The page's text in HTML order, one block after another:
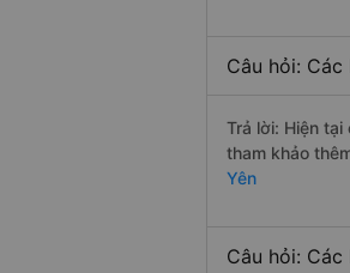
Câu hỏi:
Trả lời: Hiện
tham khảo
Yên
Câu hỏi: